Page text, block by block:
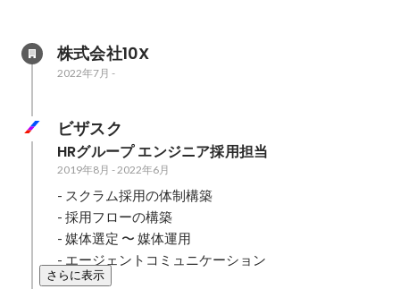
株式会社10X
2022年7月 -
ビザスク
HRグループ エンジニア採用担当
2019年8月 - 2022年6月
- スクラム採用の体制構築
- 採用フローの構築
- 媒体選定 〜 媒体運用
- エージェントコミュニケーション
さらに表示